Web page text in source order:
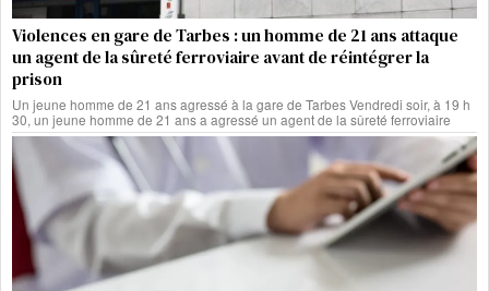
Violences en gare de Tarbes : un homme de 21 ans attaque
un agent de la sûreté ferroviaire avant de réintégrer la
prison
Un jeune homme de 21 ans agressé à la gare de Tarbes Vendredi soir, à 19 h
30, un jeune homme de 21 ans a agressé un agent de la sûreté ferroviaire